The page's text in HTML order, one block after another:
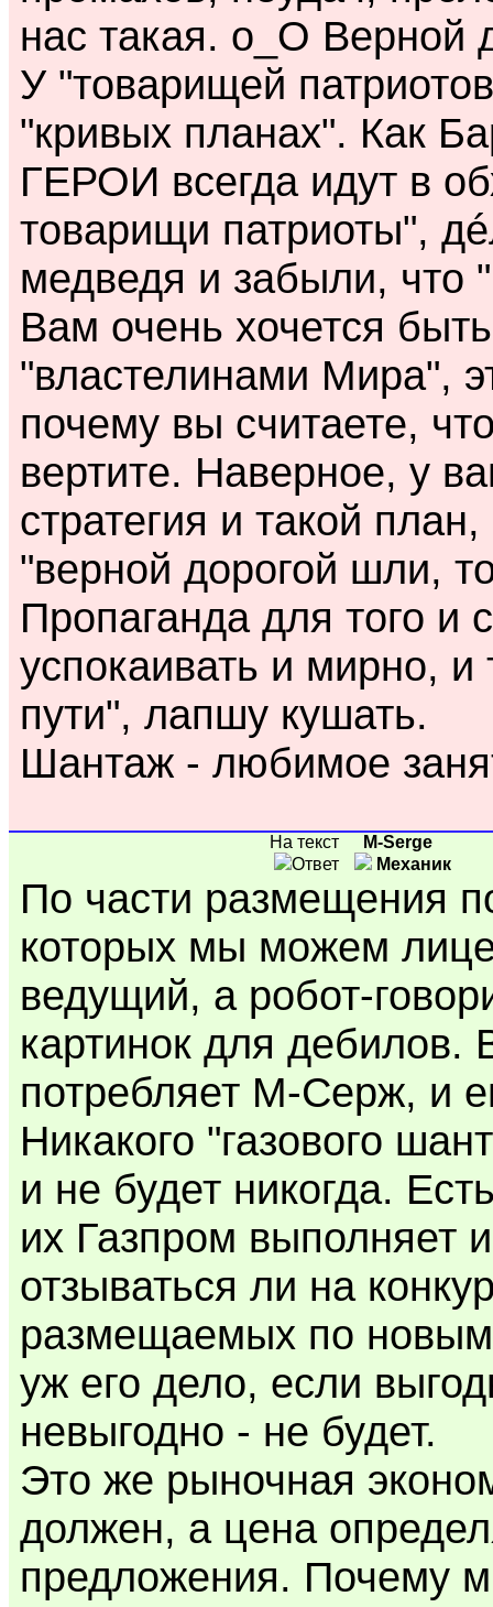
нас такая. o_O
У "товарищей
"кривых планах". Как
ГЕРОИ всегда идут в
товарищи патриоты",
медведя и забыли, что
Вам очень хочется
"властелинами Мира",
почему вы считаете,
вертите. Наверное, у
стратегия и такой
"верной дорогой шли,
Пропаганда для того и
успокаивать и мирно,
пути", лапшу кушать.
Шантаж - любимое
На текст
M-Serge
Ответ
Механик
По части размещения
которых мы можем
ведущий, а робот-
картинок для дебилов.
потребляет М-Серж, и
Никакого "газового
и не будет никогда.
их Газпром выполняет
отзываться ли на
размещаемых по
уж его дело, если
невыгодно - не будет.
Это же рыночная
должен, а цена
предложения. Почему